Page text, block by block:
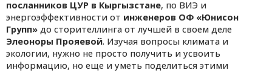
посланников ЦУР в Кыргызстане, по ВИЭ и
энергоэффективности от инженеров ОФ «Юнисон
Групп» до сторителлинга от лучшей в своем деле
Элеоноры Прояевой. Изучая вопросы климата и
экологии, нужно не просто получить и усвоить
информацию, но еще и уметь поделиться этими